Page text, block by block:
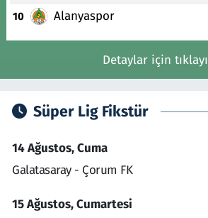
10 Alanyaspor
Detaylar için
Süper Lig Fikstür
14 Ağustos, Cuma
Galatasaray - Çorum FK
15 Ağustos, Cumartesi